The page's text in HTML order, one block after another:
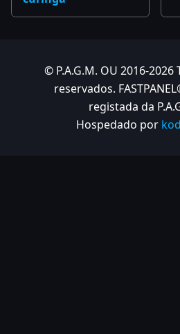
© P.A.G.M. OU 2016-
reservados.
registada da
Hospedado por